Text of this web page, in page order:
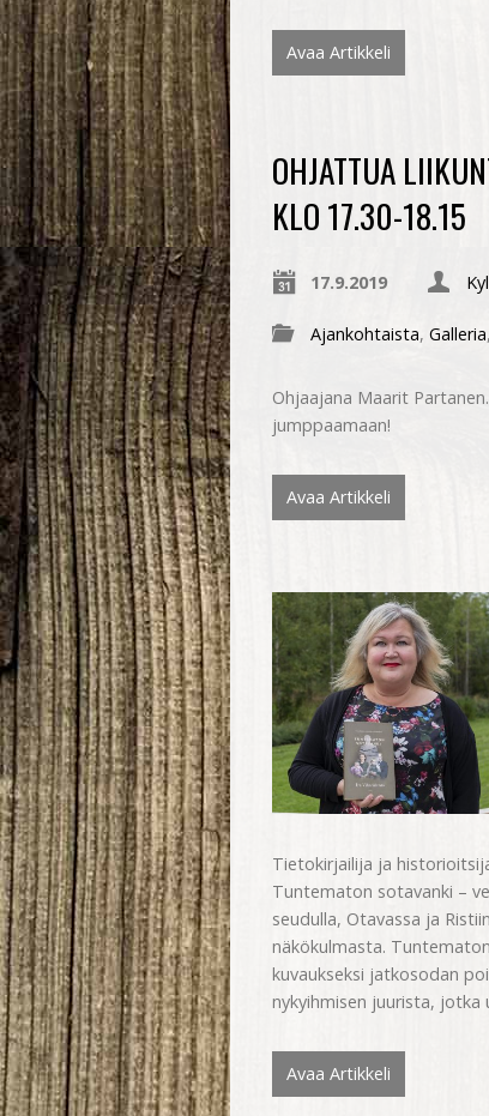
Avaa Artikkeli
OHJATTUA
KLO 17.30-18.15
17.9.2019
Ajankohtaista, Galleria,
Ohjaajana Maarit
jumppaamaan!
Avaa Artikkeli
Tietokirjailija ja
Tuntematon sotavanki –
seudulla, Otavassa ja
näkökulmasta.
kuvaukseksi jatkosodan
nykyihmisen juurista, jotka
Avaa Artikkeli